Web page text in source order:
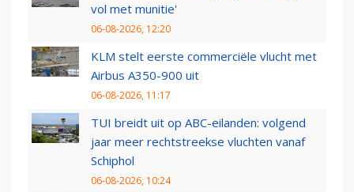
vol met munitie'
06-08-2026, 12:20
KLM stelt eerste commerciële vlucht met
Airbus A350-900 uit
06-08-2026, 11:17
TUI breidt uit op ABC-eilanden: volgend
jaar meer rechtstreekse vluchten vanaf
Schiphol
06-08-2026, 10:24